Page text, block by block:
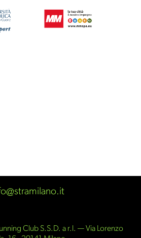
Club S.S.D. a r.l. — Via Lorenzo